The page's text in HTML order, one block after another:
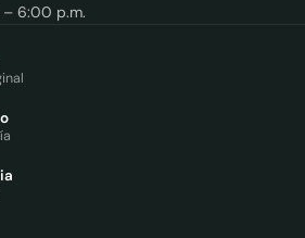
– 6:00 p.m.